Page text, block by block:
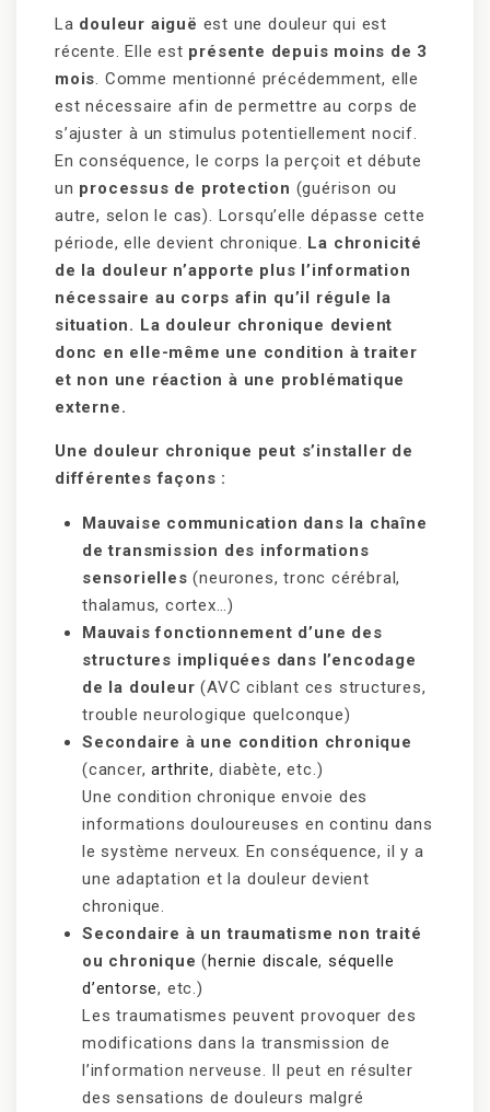
La douleur aiguë est une douleur qui est
récente. Elle est présente depuis moins de 3
mois. Comme mentionné précédemment, elle
est nécessaire afin de permettre au corps de
s’ajuster à un stimulus potentiellement nocif.
En conséquence, le corps la perçoit et débute
un processus de protection (guérison ou
autre, selon le cas). Lorsqu’elle dépasse cette
période, elle devient chronique. La chronicité
de la douleur n’apporte plus l’information
nécessaire au corps afin qu’il régule la
situation. La douleur chronique devient
donc en elle-même une condition à traiter
et non une réaction à une problématique
externe.
Une douleur chronique peut s’installer de
différentes façons :
Mauvaise communication dans la chaîne
de transmission des informations
sensorielles (neurones, tronc cérébral,
thalamus, cortex…)
Mauvais fonctionnement d’une des
structures impliquées dans l’encodage
de la douleur (AVC ciblant ces structures,
trouble neurologique quelconque)
Secondaire à une condition chronique
(cancer,arthrite, diabète, etc.)
Une condition chronique envoie des
informations douloureuses en continu dans
le système nerveux. En conséquence, il y a
une adaptation et la douleur devient
chronique.
Secondaire à un traumatisme non traité
ou chronique (hernie discale,séquelle
d’entorse, etc.)
Les traumatismes peuvent provoquer des
modifications dans la transmission de
l’information nerveuse. Il peut en résulter
des sensations de douleurs malgré